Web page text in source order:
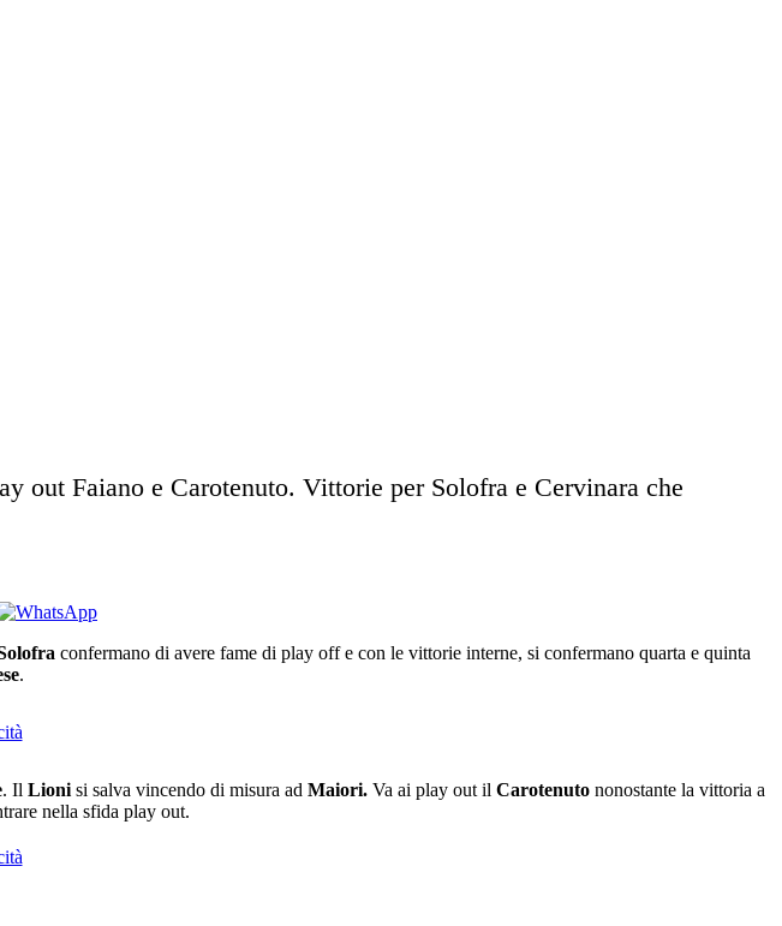
out Faiano e Carotenuto. Vittorie per Solofra e Cervinara che
confermano di avere fame di play off e con le vittorie interne, si confermano quarta e quinta
.
. Il Lioni si salva vincendo di misura ad Maiori. Va ai play out il Carotenuto nonostante la vittoria a
nella sfida play out.